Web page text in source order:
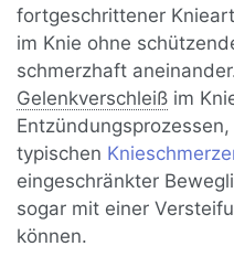
fortgeschrittener
im Knie ohne
schmerzhaft
Gelenkverschleiß im
typischen
eingeschränkter
sogar mit einer
können.